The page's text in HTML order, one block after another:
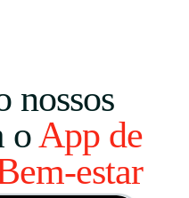
nossos
oApp de
estar